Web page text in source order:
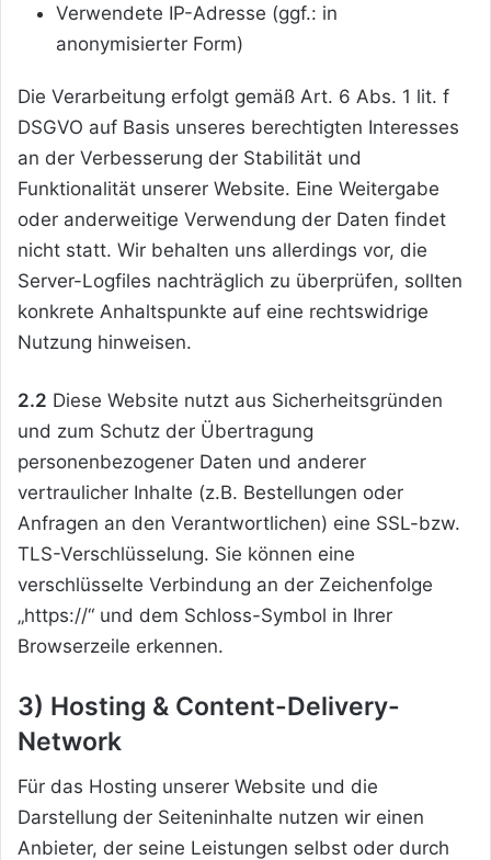
Verwendete IP-Adresse (ggf.: in
anonymisierter Form)
Die Verarbeitung erfolgt gemäß Art. 6 Abs. 1 lit. f
DSGVO auf Basis unseres berechtigten Interesses
an der Verbesserung der Stabilität und
Funktionalität unserer Website. Eine Weitergabe
oder anderweitige Verwendung der Daten findet
nicht statt. Wir behalten uns allerdings vor, die
Server-Logfiles nachträglich zu überprüfen, sollten
konkrete Anhaltspunkte auf eine rechtswidrige
Nutzung hinweisen.
2.2 Diese Website nutzt aus Sicherheitsgründen
und zum Schutz der Übertragung
personenbezogener Daten und anderer
vertraulicher Inhalte (z.B. Bestellungen oder
Anfragen an den Verantwortlichen) eine SSL-bzw.
TLS-Verschlüsselung. Sie können eine
verschlüsselte Verbindung an der Zeichenfolge
„https://“ und dem Schloss-Symbol in Ihrer
Browserzeile erkennen.
3) Hosting & Content-Delivery-
Network
Für das Hosting unserer Website und die
Darstellung der Seiteninhalte nutzen wir einen
Anbieter, der seine Leistungen selbst oder durch